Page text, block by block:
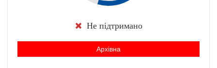
Не підтримано
Архівна